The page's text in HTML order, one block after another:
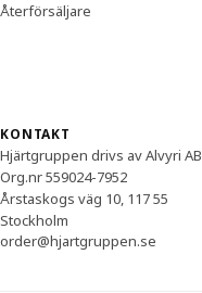
Återförsäljare
KONTAKT
Hjärtgruppen drivs av Alvyri AB
Org.nr 559024-7952
Årstaskogs väg 10, 117 55
Stockholm
order@hjartgruppen.se